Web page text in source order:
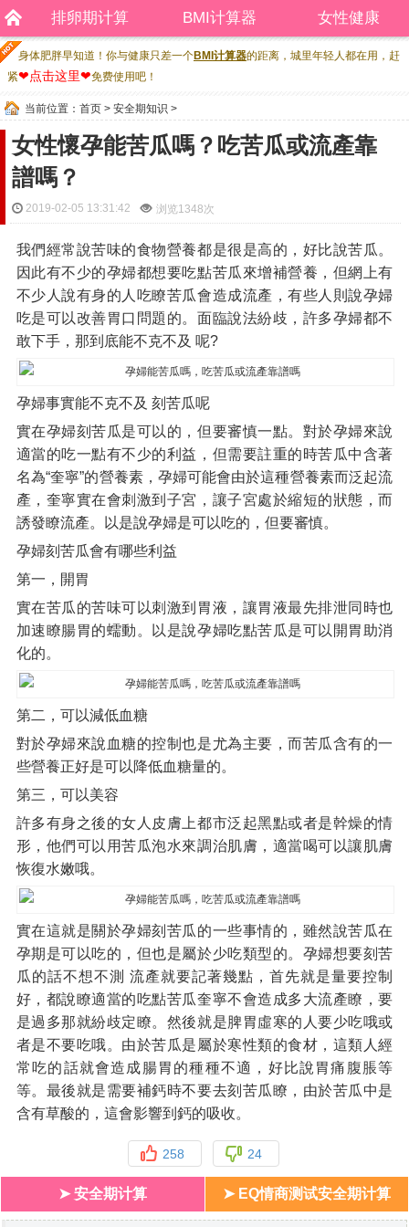
排卵期计算 BMI计算器 女性健康
身体肥胖早知道！你与健康只差一个BMI计算器的距离，城里年轻人都在用，赶
紧❤点击这里❤免费使用吧！
当前位置： 首页 > 安全期知识 >
女性懷孕能苦瓜嗎？吃苦瓜或流產靠
譜嗎？
2019-02-05 13:31:42 浏览1348次
我們經常說苦味的食物營養都是很是高的，好比說苦瓜。
因此有不少的孕婦都想要吃點苦瓜來增補營養，但網上有
不少人說有身的人吃瞭苦瓜會造成流產，有些人則說孕婦
吃是可以改善胃口問題的。面臨說法紛歧，許多孕婦都不
敢下手，那到底能不克不及 呢?
孕婦事實能不克不及 刻苦瓜呢
實在孕婦刻苦瓜是可以的，但要審慎一點。對於孕婦來說
適當的吃一點有不少的利益，但需要註重的時苦瓜中含著
名為“奎寧”的營養素，孕婦可能會由於這種營養素而泛起流
產，奎寧實在會刺激到子宮，讓子宮處於縮短的狀態，而
誘發瞭流產。以是說孕婦是可以吃的，但要審慎。
孕婦刻苦瓜會有哪些利益
第一，開胃
實在苦瓜的苦味可以刺激到胃液，讓胃液最先排泄同時也
加速瞭腸胃的蠕動。以是說孕婦吃點苦瓜是可以開胃助消
化的。
第二，可以減低血糖
對於孕婦來說血糖的控制也是尤為主要，而苦瓜含有的一
些營養正好是可以降低血糖量的。
第三，可以美容
許多有身之後的女人皮膚上都市泛起黑點或者是幹燥的情
形，他們可以用苦瓜泡水來調治肌膚，適當喝可以讓肌膚
恢復水嫩哦。
實在這就是關於孕婦刻苦瓜的一些事情的，雖然說苦瓜在
孕期是可以吃的，但也是屬於少吃類型的。孕婦想要刻苦
瓜的話不想不測 流產就要記著幾點，首先就是量要控制
好，都說瞭適當的吃點苦瓜奎寧不會造成多大流產瞭，要
是過多那就紛歧定瞭。然後就是脾胃虛寒的人要少吃哦或
者是不要吃哦。由於苦瓜是屬於寒性類的食材，這類人經
常吃的話就會造成腸胃的種種不適，好比說胃痛腹脹等
等。最後就是需要補鈣時不要去刻苦瓜瞭，由於苦瓜中是
含有草酸的，這會影響到鈣的吸收。
258 24
➤ 安全期计算 ➤ EQ情商测试安全期计算